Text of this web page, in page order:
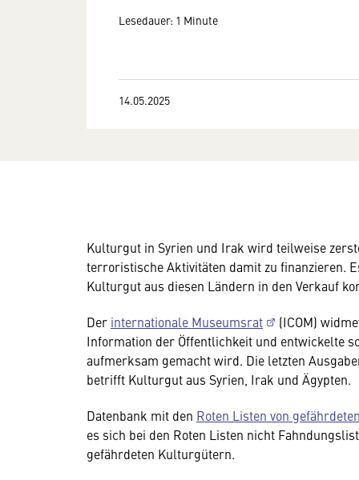
Lesedauer: 1 Minute
14.05.2025
Kulturgut in Syrien und Irak wird teilweise
terroristische Aktivitäten damit zu finanzieren.
Kulturgut aus diesen Ländern in den Verkauf
Der internationale Museumsrat
(ICOM)
Information der Öffentlichkeit und entwickelte
aufmerksam gemacht wird. Die letzten
betrifft Kulturgut aus Syrien, Irak und Ägypten.
Datenbank mit den Roten Listen von
es sich bei den Roten Listen nicht
gefährdeten Kulturgütern.